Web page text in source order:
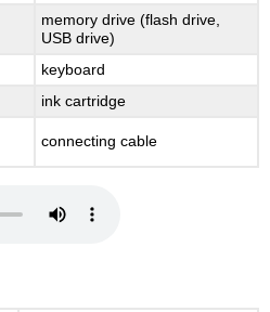
memory drive (flash drive,
USB drive)
keyboard
ink cartridge
connecting cable